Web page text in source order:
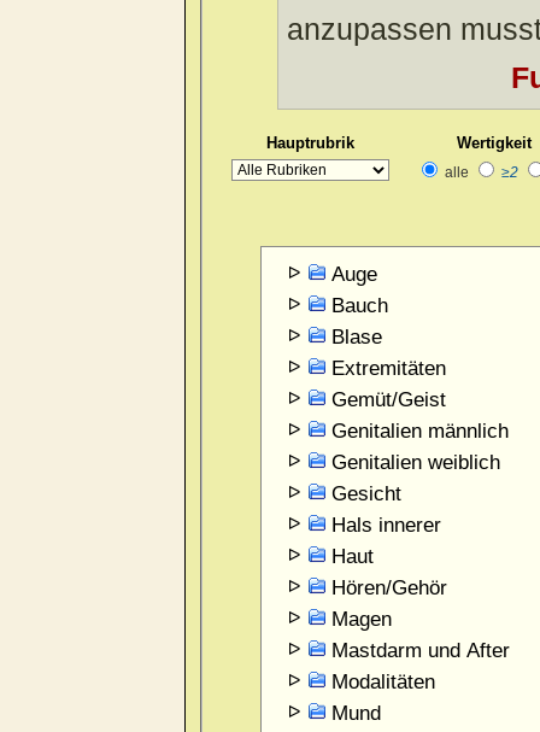
anzupassen
Hauptrubrik Wertigkeit
alle ≥2
Auge
Bauch
Blase
Extremitäten
Gemüt/Geist
Genitalien männlich
Genitalien weiblich
Gesicht
Hals innerer
Haut
Hören/Gehör
Magen
Mastdarm und After
Modalitäten
Mund